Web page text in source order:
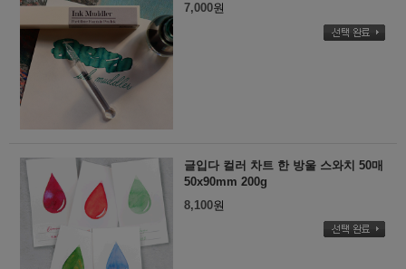
7,000원
글입다 컬러 차트 한 방울 스와치 50매
50x90mm 200g
8,100원